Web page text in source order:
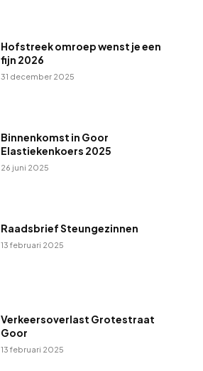
Hofstreek omroep wenst je een
fijn 2026
31 december 2025
Binnenkomst in Goor
Elastiekenkoers 2025
26 juni 2025
Raadsbrief Steungezinnen
13 februari 2025
Verkeersoverlast Grotestraat
Goor
13 februari 2025